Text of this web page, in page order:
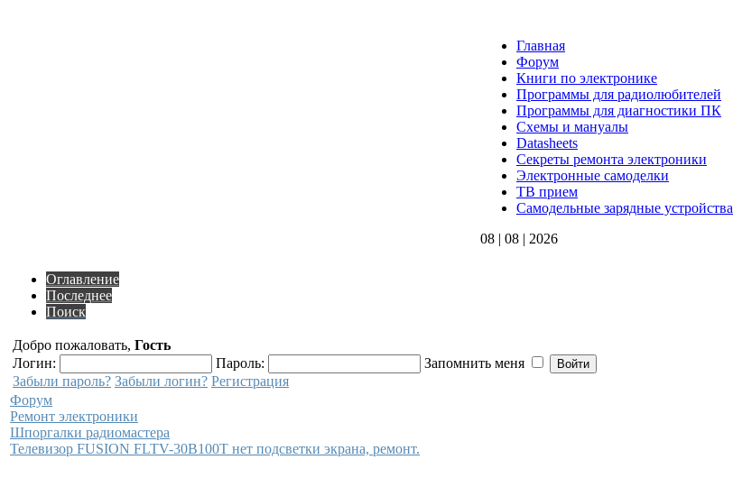
Главная
Форум
Книги по электронике
Программы для радиолюбителей
Программы для диагностики ПК
Схемы и мануалы
Datasheets
Секреты ремонта электроники
Электронные самоделки
ТВ прием
Самодельные зарядные устройства
08 | 08 | 2026
Оглавление
Последнее
Поиск
Добро пожаловать, Гость
Логин:
Пароль:
Запомнить меня
Забыли пароль? Забыли логин? Регистрация
Форум
Ремонт электроники
Шпоргалки радиомастера
Телевизор FUSION FLTV-30B100T нет подсветки экрана, ремонт.